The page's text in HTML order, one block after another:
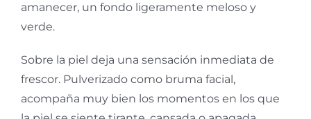
amanecer, un fondo ligeramente meloso y
verde.
Sobre la piel deja una sensación inmediata de
frescor. Pulverizado como bruma facial,
acompaña muy bien los momentos en los que